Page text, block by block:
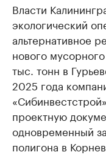
Власти
экологический
альтернативное
нового
тыс. тонн в
2025 года
проектную
одновременный
полигона в